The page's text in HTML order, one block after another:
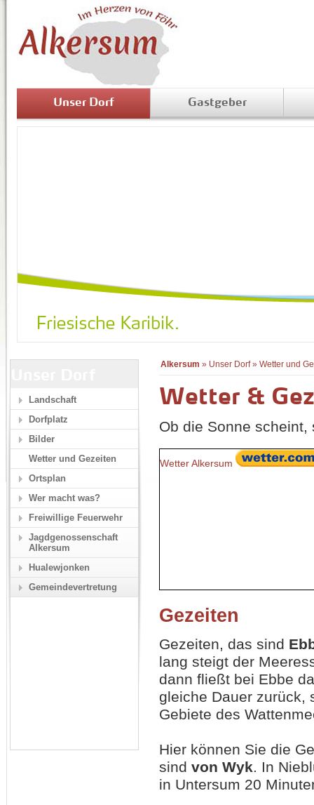
Unser Dorf Gastgeber
Alkersum » Unser Dorf» Wetter und
Wetter &
Ob die Sonne
Wetter Alkersum
Gezeiten
Gezeiten, das sind
lang steigt der
dann fließt bei Ebbe
gleiche Dauer zurück,
Gebiete des
Hier können Sie die
sind von Wyk. In
in Untersum 20
Landschaft
Dorfplatz
Bilder
Wetter und Gezeiten
Ortsplan
Wer macht was?
Freiwillige Feuerwehr
Jagdgenossenschaft
Alkersum
Hualewjonken
Gemeindevertretung